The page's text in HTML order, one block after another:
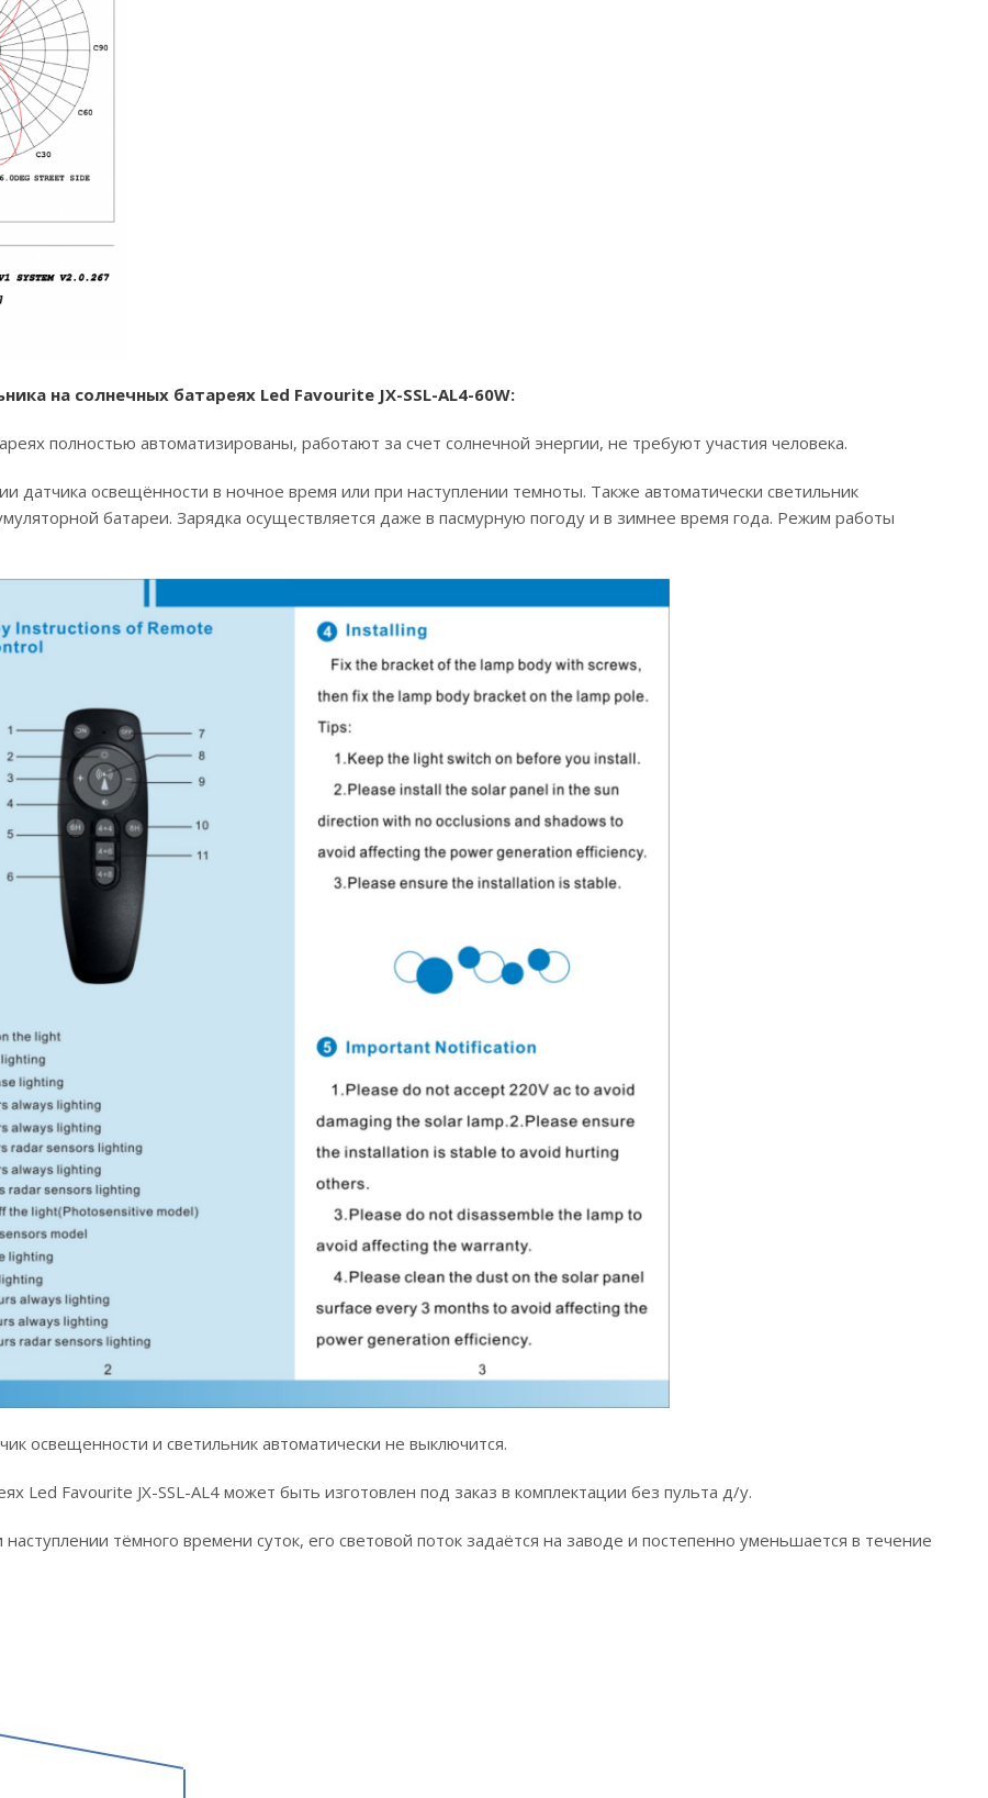
на солнечных батареях Led Favourite JX-SSL-AL4-60W:
полностью автоматизированы, работают за счет солнечной энергии, не требуют участия человека.
датчика освещённости в ночное время или при наступлении темноты. Также автоматически светильник
батареи. Зарядка осуществляется даже в пасмурную погоду и в зимнее время года. Режим работы
освещенности и светильник автоматически не выключится.
Led Favourite JX-SSL-AL4 может быть изготовлен под заказ в комплектации без пульта д/у.
тёмного времени суток, его световой поток задаётся на заводе и постепенно уменьшается в течение